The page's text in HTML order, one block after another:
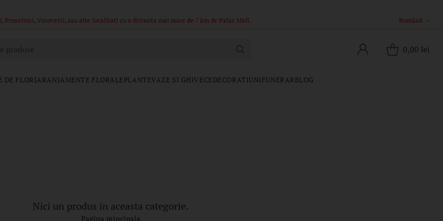
produse 0,00 lei
DE FLORIARANJAMENTE FLORALEPLANTEVAZE SI GHIVECEDECORATIUNIFUNERARBLOG
Vorovesti, sau alte localitati cu o distanta mai mare de 7 km de Palas Mall. Română
Nici un produs in aceasta categorie.
Pagina principala